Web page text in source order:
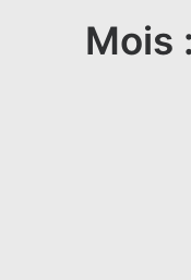
Mois